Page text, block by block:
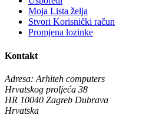
Moja Lista želja
Stvori Korisnički račun
Promjena lozinke
Kontakt
Adresa: Arhiteh computers
Hrvatskog proljeća 38
HR 10040 Zagreb Dubrava
Hrvatska